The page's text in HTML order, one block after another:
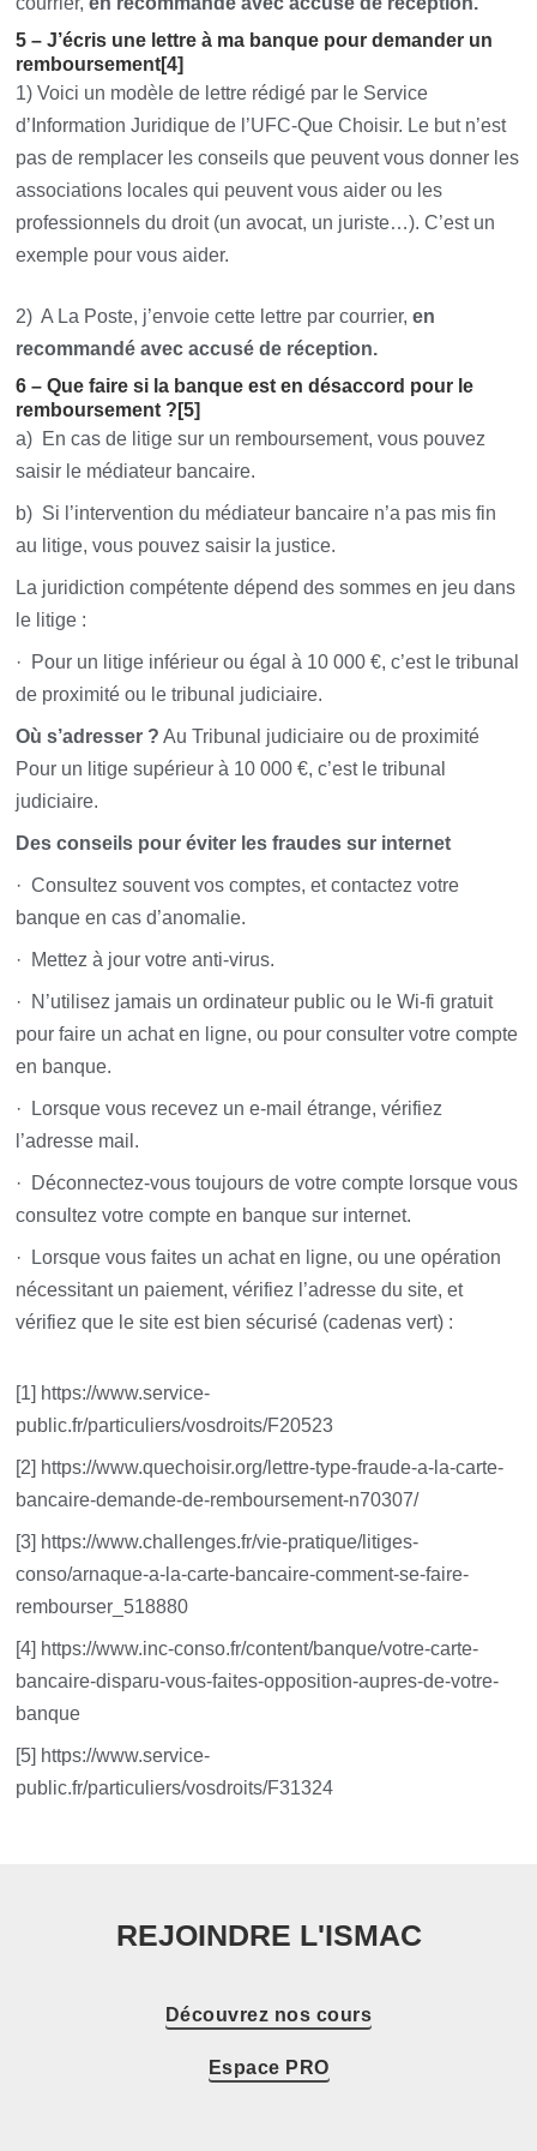
5 – J’écris une lettre à ma banque pour demander un
remboursement[4]
1) Voici un modèle de lettre rédigé par le Service
d’Information Juridique de l’UFC-Que Choisir. Le but n’est
pas de remplacer les conseils que peuvent vous donner les
associations locales qui peuvent vous aider ou les
professionnels du droit (un avocat, un juriste…). C’est un
exemple pour vous aider.
2) A La Poste, j’envoie cette lettre par courrier,en
recommandé avec accusé de réception.
6 – Que faire si la banque est en désaccord pour le
remboursement ?[5]
a) En cas de litige sur un remboursement, vous pouvez
saisir le médiateur bancaire.
b) Si l’intervention du médiateur bancaire n’a pas mis fin
au litige, vous pouvez saisir la justice.
La juridiction compétente dépend des sommes en jeu dans
le litige :
· Pour un litige inférieur ou égal à 10 000 €, c’est le tribunal
de proximité ou le tribunal judiciaire.
Où s’adresser ? Au Tribunal judiciaire ou de proximité
Pour un litige supérieur à 10 000 €, c’est le tribunal
judiciaire.
Des conseils pour éviter les fraudes sur internet
· Consultez souvent vos comptes, et contactez votre
banque en cas d’anomalie.
· Mettez à jour votre anti-virus.
· N’utilisez jamais un ordinateur public ou le Wi-fi gratuit
pour faire un achat en ligne, ou pour consulter votre compte
en banque.
· Lorsque vous recevez un e-mail étrange, vérifiez
l’adresse mail.
· Déconnectez-vous toujours de votre compte lorsque vous
consultez votre compte en banque sur internet.
· Lorsque vous faites un achat en ligne, ou une opération
nécessitant un paiement, vérifiez l’adresse du site, et
vérifiez que le site est bien sécurisé (cadenas vert) :
[1] https://www.service-
public.fr/particuliers/vosdroits/F20523
[2] https://www.quechoisir.org/lettre-type-fraude-a-la-carte-
bancaire-demande-de-remboursement-n70307/
[3] https://www.challenges.fr/vie-pratique/litiges-
conso/arnaque-a-la-carte-bancaire-comment-se-faire-
rembourser_518880
[4] https://www.inc-conso.fr/content/banque/votre-carte-
bancaire-disparu-vous-faites-opposition-aupres-de-votre-
banque
[5] https://www.service-
public.fr/particuliers/vosdroits/F31324
REJOINDRE L'ISMAC
Découvrez nos cours
Espace PRO